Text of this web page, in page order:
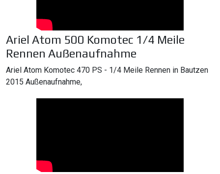
Ariel Atom 500 Komotec 1/4 Meile
Rennen Außenaufnahme
Ariel Atom Komotec 470 PS - 1/4 Meile Rennen in Bautzen
2015 Außenaufnahme,